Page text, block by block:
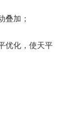
叠加；
优化，使天平